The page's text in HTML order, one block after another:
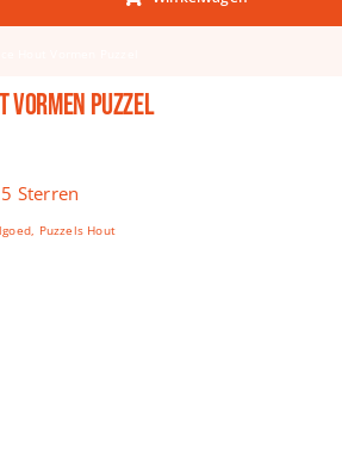
Vormen Puzzel
5 Sterren
, Puzzels Hout